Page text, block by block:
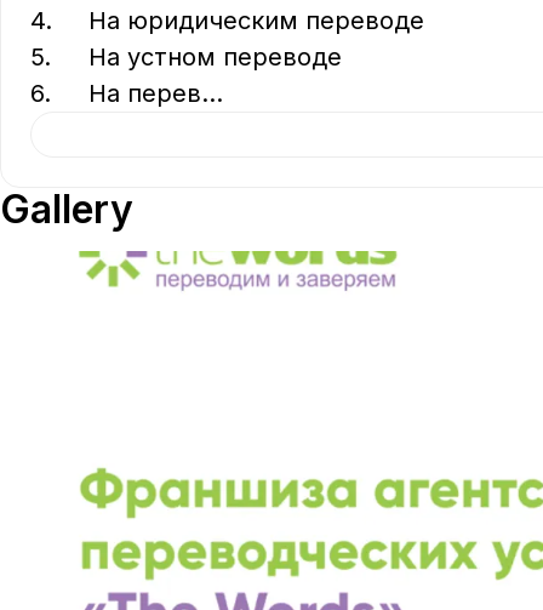
4.	На юридическим переводе
5.	На устном переводе
6.	На перев...
Gallery